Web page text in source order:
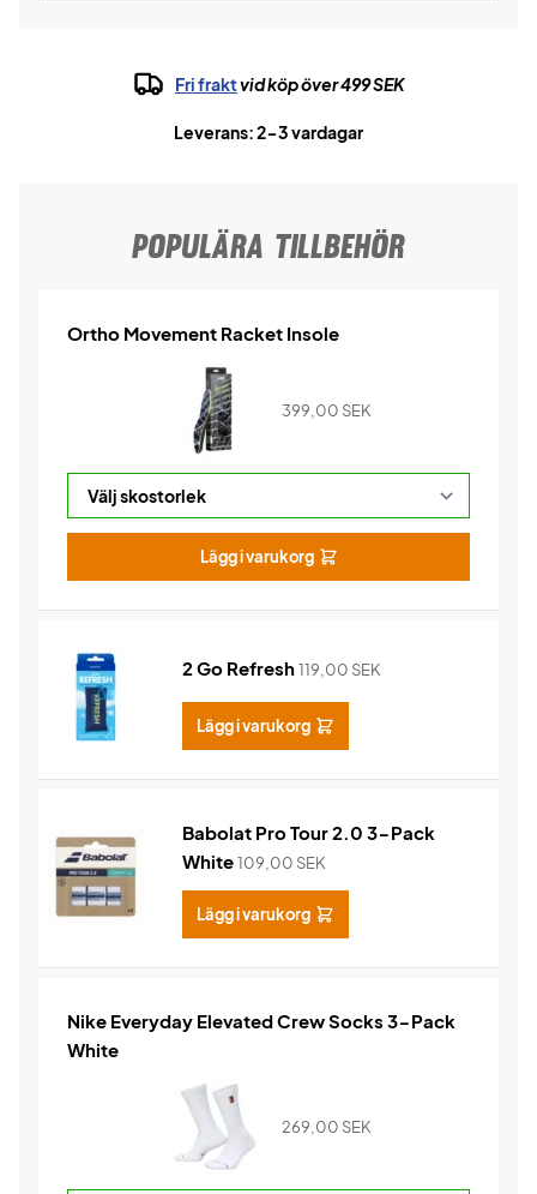
Fri fraktvid köp över 499 SEK
Leverans: 2-3 vardagar
POPULÄRA TILLBEHÖR
Ortho Movement Racket Insole
399,00 SEK
Lägg i varukorg
2 Go Refresh119,00 SEK
Lägg i varukorg
Babolat Pro Tour 2.0 3-Pack
White109,00 SEK
Lägg i varukorg
Nike Everyday Elevated Crew Socks 3-Pack
White
269,00 SEK